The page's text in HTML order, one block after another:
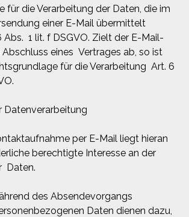
für die Verarbeitung der Daten, die im
einer E-Mail übermittelt
Abs. 1 lit. f DSGVO. Zielt der E-Mail-
eines Vertrages ab, so ist
für die Verarbeitung Art. 6
per E-Mail liegt hieran
berechtigte Interesse an der
Daten.
des Absendevorgangs
Daten dienen dazu,